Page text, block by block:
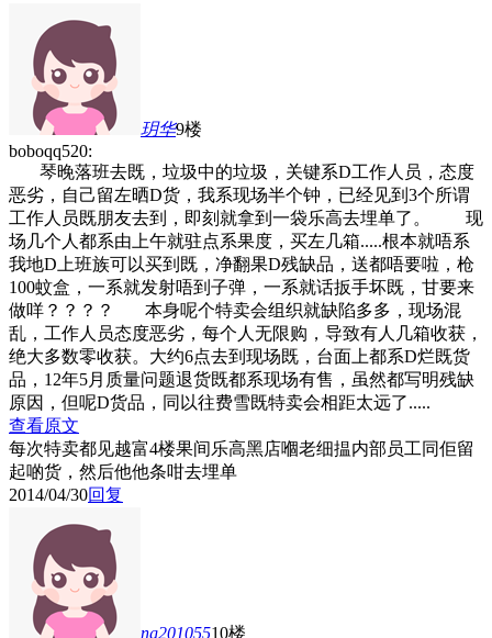
玥华9楼
boboqq520:
琴晚落班去既，垃圾中的垃圾，关键系D工作人员，态度
恶劣，自己留左晒D货，我系现场半个钟，已经见到3个所谓
工作人员既朋友去到，即刻就拿到一袋乐高去埋单了。 现
场几个人都系由上午就驻点系果度，买左几箱.....根本就唔系
我地D上班族可以买到既，净翻果D残缺品，送都唔要啦，枪
100蚊盒，一系就发射唔到子弹，一系就话扳手坏既，甘要来
做咩？？？？ 本身呢个特卖会组织就缺陷多多，现场混
乱，工作人员态度恶劣，每个人无限购，导致有人几箱收获，
绝大多数零收获。大约6点去到现场既，台面上都系D烂既货
品，12年5月质量问题退货既都系现场有售，虽然都写明残缺
原因，但呢D货品，同以往费雪既特卖会相距太远了.....
查看原文
每次特卖都见越富4楼果间乐高黑店嗰老细揾内部员工同佢留
起啲货，然后他他条咁去埋单
2014/04/30回复
ng20105510楼